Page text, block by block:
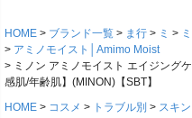
HOME ブランド一覧 ま行 ミ
アミノモイスト│Amimo Moist
ミノン アミノモイスト エイジング
感肌/年齢肌】(MINON)【SBT】
HOME
コスメ トラブル別
スキン